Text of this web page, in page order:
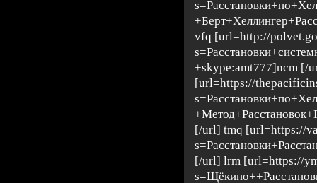
vfq [url=http://
+skype:amt777]ncm [/
[url=https://
[/url] tmq [url=https://
[/url] lrm [url=https://